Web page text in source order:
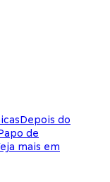
Depois do
de
mais em